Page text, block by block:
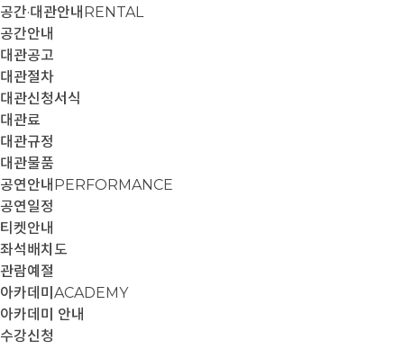
공간·대관안내 RENTAL
공간안내
대관공고
대관절차
대관신청서식
대관료
대관규정
대관물품
공연안내 PERFORMANCE
공연일정
티켓안내
좌석배치도
관람예절
아카데미 ACADEMY
아카데미 안내
수강신청